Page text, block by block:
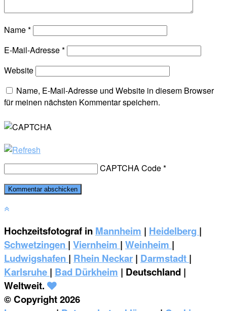
Name*
E-Mail-Adresse*
Website
Name, E-Mail-Adresse und Website in diesem Browser
für meinen nächsten Kommentar speichern.
CAPTCHA Code*
Hochzeitsfotograf in Mannheim | Heidelberg |
Schwetzingen | Viernheim | Weinheim |
‎Ludwigshafen | Rhein Neckar | Darmstadt |
Karlsruhe | Bad Dürkheim | Deutschland |
Weltweit.
© Copyright 2026